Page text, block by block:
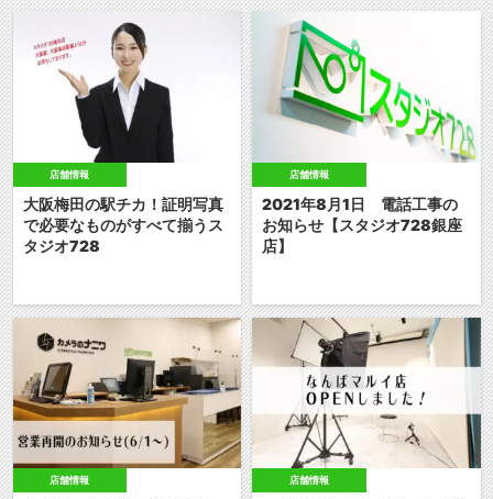
店舗情報
大阪梅田の駅チカ！証明写真
で必要なものがすべて揃うス
タジオ728
店舗情報
2021年8月1日 電話工事の
お知らせ【スタジオ728銀座
店】
店舗情報 店舗情報